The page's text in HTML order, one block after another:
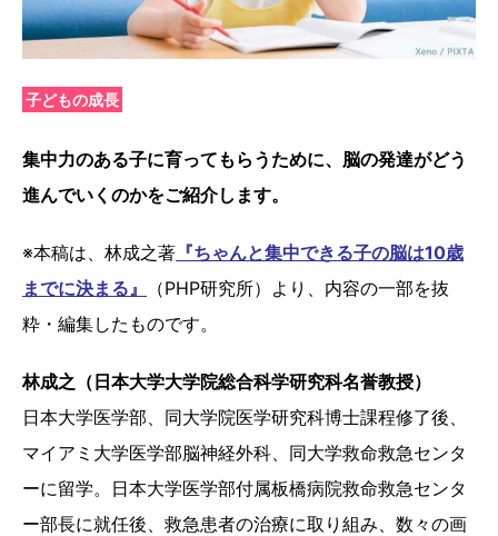
子どもの成長
集中力のある子に育ってもらうために、脳の発達がどう
進んでいくのかをご紹介します。
※本稿は、林成之著 『ちゃんと集中できる子の脳は10歳
までに決まる』
（PHP研究所）より、内容の一部を抜
粋・編集したものです。
林成之（日本大学大学院総合科学研究科名誉教授）
日本大学医学部、同大学院医学研究科博士課程修了後、
マイアミ大学医学部脳神経外科、同大学救命救急センタ
ーに留学。日本大学医学部付属板橋病院救命救急センタ
ー部長に就任後、救急患者の治療に取り組み、数々の画